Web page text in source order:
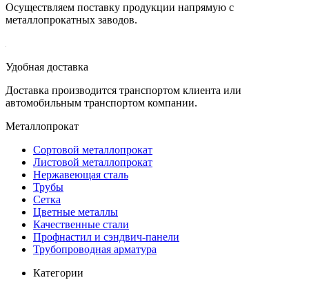
Осуществляем поставку продукции напрямую с
металлопрокатных заводов.
Удобная доставка
Доставка производится транспортом клиента или
автомобильным транспортом компании.
Металлопрокат
Сортовой металлопрокат
Листовой металлопрокат
Нержавеющая сталь
Трубы
Сетка
Цветные металлы
Качественные стали
Профнастил и сэндвич-панели
Трубопроводная арматура
Категории